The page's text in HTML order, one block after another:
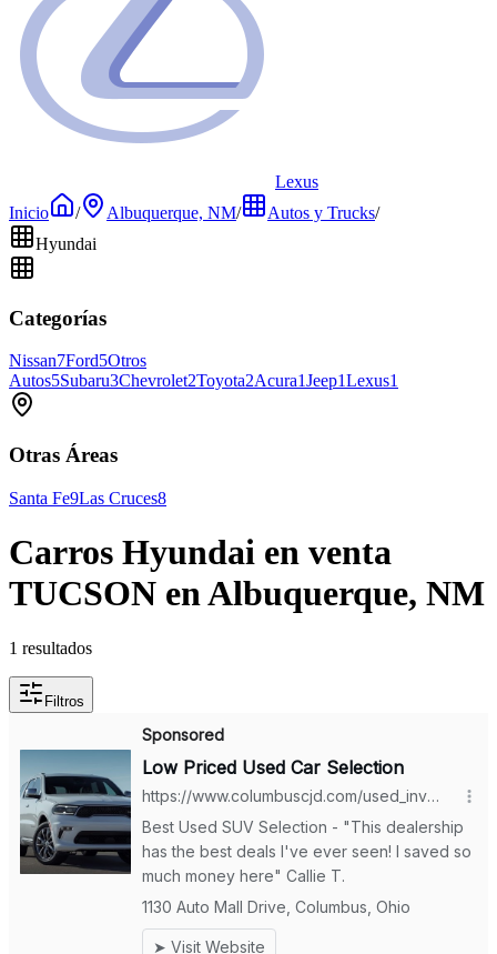
Lexus
Inicio
/ Albuquerque, NM/ Autos y Trucks/
Hyundai
Categorías
Nissan7Ford5Otros
Autos5Subaru3Chevrolet2Toyota2Acura1Jeep1Lexus1
Otras Áreas
Santa Fe9Las Cruces8
Carros Hyundai en venta
TUCSON en Albuquerque, NM
1 resultados
Filtros